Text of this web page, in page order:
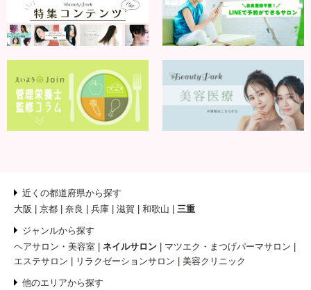
近くの都道府県から探す
大阪
京都 奈良 兵庫 滋賀 和歌山 三重
ジャンルから探す
ヘアサロン・美容室
ネイルサロン
マツエク・まつげパーマサロン
エステサロン
リラクゼーションサロン 美容クリニック
他のエリアから探す